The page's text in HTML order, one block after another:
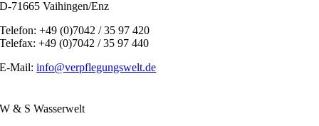
D-71665 Vaihingen/Enz
Telefon: +49 (0)7042 / 35 97 420
Telefax: +49 (0)7042 / 35 97 440
E-Mail:info@verpflegungswelt.de
W & S Wasserwelt